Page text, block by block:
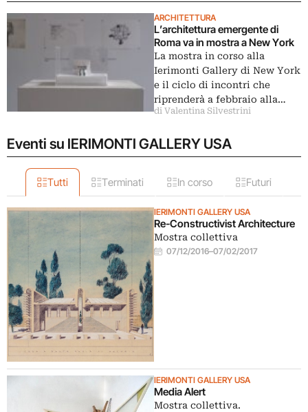
ARCHITETTURA
L’architettura emergente di
Roma va in mostra a New York
La mostra in corso alla
Ierimonti Gallery di New York
e il ciclo di incontri che
riprenderà a febbraio alla…
di Valentina Silvestrini
Eventi su IERIMONTI GALLERY USA
Tutti Terminati In corso Futuri
IERIMONTI GALLERY USA
Re-Constructivist Architecture
Mostra collettiva
07/12/2016–07/02/2017
IERIMONTI GALLERY USA
Media Alert
Mostra collettiva.